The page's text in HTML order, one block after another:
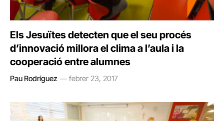
Els Jesuïtes detecten que el seu procés
d’innovació millora el clima a l’aula i la
cooperació entre alumnes
Pau Rodríguez febrer 23, 2017